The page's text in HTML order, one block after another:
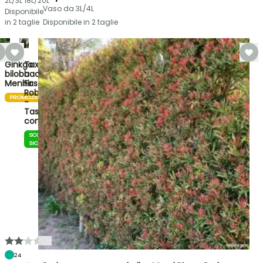
Disponibile
in 2 taglie
Vaso da 3L/4L
Disponibile in 2 taglie
Ginkgo
biloba
Menhir
PROMOZIONE
24
Taxus
baccata
Fastigiata
Robusta
-
Tasso
com…
SCOMMESSA
SICURA